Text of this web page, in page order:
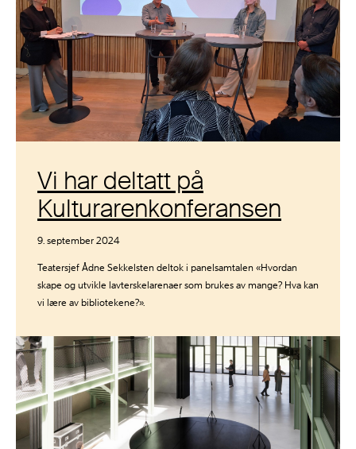
Vi har deltatt på
Kulturarenkonferansen
9. september 2024
Teatersjef Ådne Sekkelsten deltok i panelsamtalen «Hvordan
skape og utvikle lavterskelarenaer som brukes av mange? Hva kan
vi lære av bibliotekene?».